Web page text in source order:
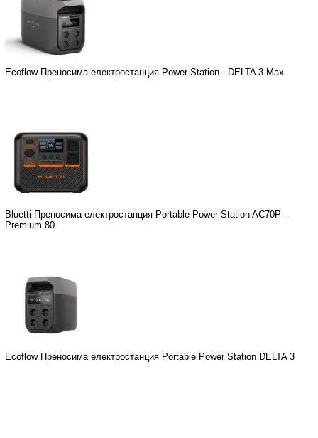
Ecoflow Преносима електростанция Power Station - DELTA 3 Max
Bluetti Преносима електростанция Portable Power Station AC70P -
Premium 80
Ecoflow Преносима електростанция Portable Power Station DELTA 3